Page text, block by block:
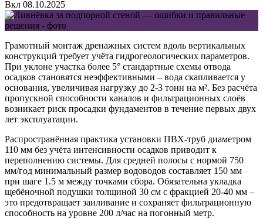
Вкл 08.10.2025
Грамотный монтаж дренажных систем вдоль вертикальных
конструкций требует учёта гидрогеологических параметров.
При уклоне участка более 5° стандартные схемы отвода
осадков становятся неэффективными – вода скапливается у
основания, увеличивая нагрузку до 2-3 тонн на м². Без расчёта
пропускной способности каналов и фильтрационных слоёв
возникает риск просадки фундаментов в течение первых двух
лет эксплуатации.
Распространённая практика установки ПВХ-труб диаметром
110 мм без учёта интенсивности осадков приводит к
переполнению системы. Для средней полосы с нормой 750
мм/год минимальный размер водоводов составляет 150 мм
при шаге 1.5 м между точками сбора. Обязательна укладка
щебёночной подушки толщиной 30 см с фракцией 20-40 мм –
это предотвращает заиливание и сохраняет фильтрационную
способность на уровне 200 л/час на погонный метр.